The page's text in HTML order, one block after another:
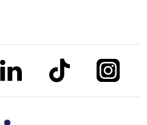
link to linkedinlink to tiktok